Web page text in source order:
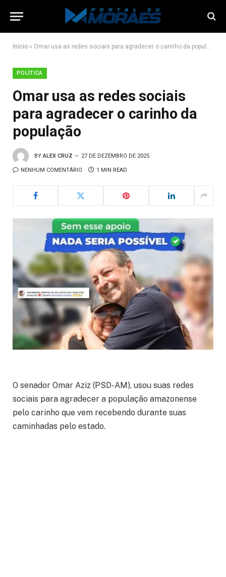
Início » Omar usa as redes sociais para agradecer o carinho da população
POLÍTICA
Omar usa as redes sociais
para agradecer o carinho da
população
BY ALEX CRUZ 27 DE DEZEMBRO DE 2025
NENHUM COMENTÁRIO 1 MIN READ
O senador Omar Aziz (PSD-AM), usou suas redes
sociais para agradecer a população amazonense
pelo carinho que vem recebendo durante suas
caminhadas pelo estado.